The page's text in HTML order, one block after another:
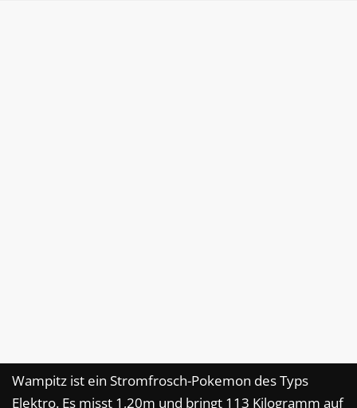
Wampitz ist ein Stromfrosch-Pokemon des Typs
Elektro. Es misst 1,20m und bringt 113 Kilogramm auf